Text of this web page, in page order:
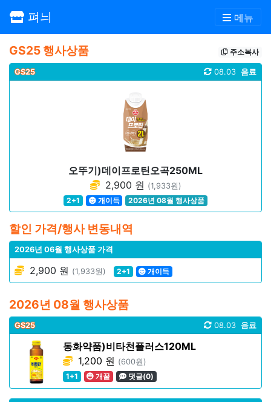
펴늬 메뉴
GS25 행사상품 주소복사
GS25 음료
08.03
오뚜기)데이프로틴오곡250ML
2,900 원 (1,933원)
2+1
개이득 2026년 08월 행사상품
할인 가격/행사 변동내역
2026년 06월 행사상품 가격
2,900 원 (1,933원) 2+1 개이득
2026년 08월 행사상품
GS25 음료
08.03
동화약품)비타천플러스120ML
1,200 원 (600원)
1+1
개꿀 댓글(0)